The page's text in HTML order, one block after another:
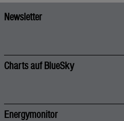
Newsletter
Charts auf BlueSky
Energymonitor